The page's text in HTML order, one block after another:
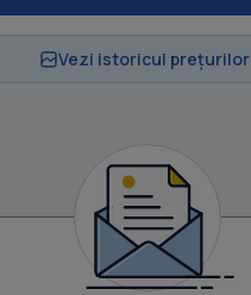
Vezi istoricul prețurilor